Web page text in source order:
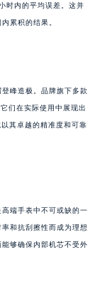
时内的平均误差。这并
累积的结果。
峰造极。品牌旗下多款
们在实际使用中展现出
其卓越的精准度和可靠
端手表中不可或缺的一
和抗刮擦性而成为理想
够确保内部机芯不受外